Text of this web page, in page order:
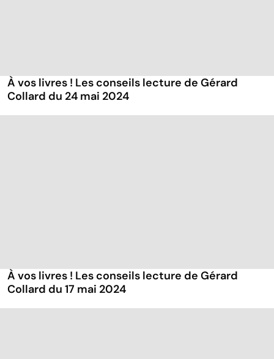
À vos livres ! Les conseils lecture de Gérard
Collard du 24 mai 2024
À vos livres ! Les conseils lecture de Gérard
Collard du 17 mai 2024